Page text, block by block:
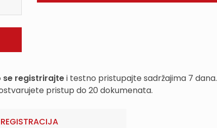
se registrirajtei testno pristupajte sadržajima 7 dana.
pristup do 20 dokumenata.
REGISTRACIJA